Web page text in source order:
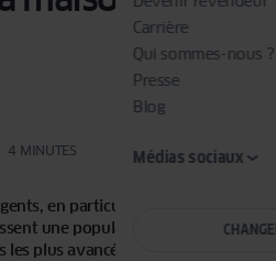
Carrière
Qui sommes-nous ?
Presse
Blog
Médias sociaux
4 MINUTES
en particulier les appareils de
une popularité croissante
les plus avancés disponibles